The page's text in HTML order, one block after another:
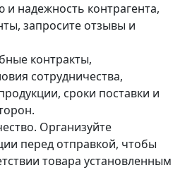
и надежность контрагента,
запросите отзывы и
контракты,
сотрудничества,
сроки поставки и
Организуйте
перед отправкой, чтобы
товара установленным